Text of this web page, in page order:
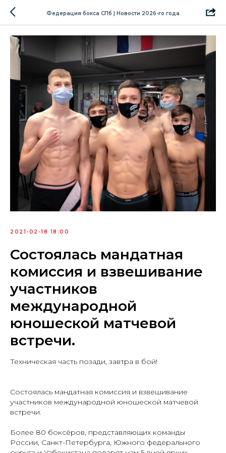
Федерация бокса СПб | Новости 2026-го года
2021-02-18 18:00
Состоялась мандатная
комиссия и взвешивание
участников
международной
юношеской матчевой
встречи.
Техническая часть позади, завтра в бой!
Состоялась мандатная комиссия и взвешивание
участников международной юношеской матчевой
встречи.
Более 80 боксёров, представляющих команды
России, Санкт-Петербурга, Южного федерального